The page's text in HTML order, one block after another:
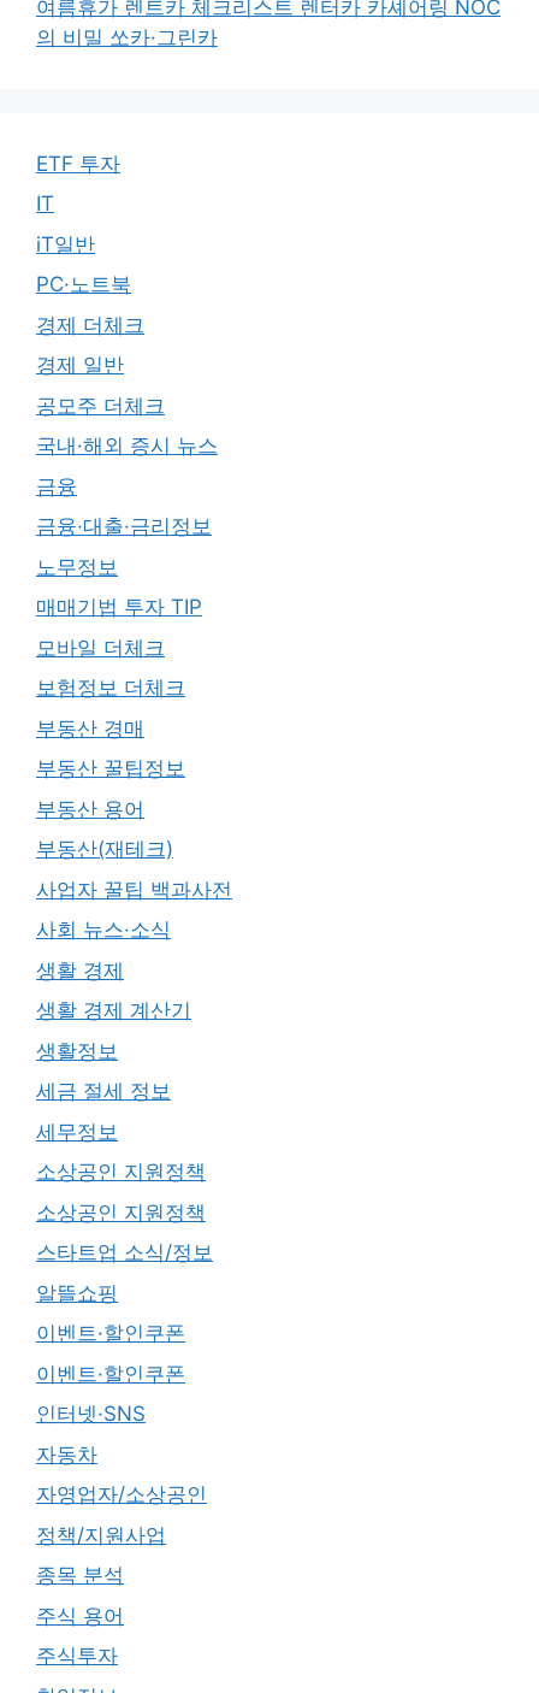
여름휴가 렌트카 체크리스트 렌터카 카셰어링 NOC
의 비밀 쏘카·그린카
ETF 투자
IT
iT일반
PC·노트북
경제 더체크
경제 일반
공모주 더체크
국내·해외 증시 뉴스
금융
금융·대출·금리정보
노무정보
매매기법 투자 TIP
모바일 더체크
보험정보 더체크
부동산 경매
부동산 꿀팁정보
부동산 용어
부동산(재테크)
사업자 꿀팁 백과사전
사회 뉴스·소식
생활 경제
생활 경제 계산기
생활정보
세금 절세 정보
세무정보
소상공인 지원정책
소상공인 지원정책
스타트업 소식/정보
알뜰쇼핑
이벤트·할인쿠폰
이벤트·할인쿠폰
인터넷·SNS
자동차
자영업자/소상공인
정책/지원사업
종목 분석
주식 용어
주식투자